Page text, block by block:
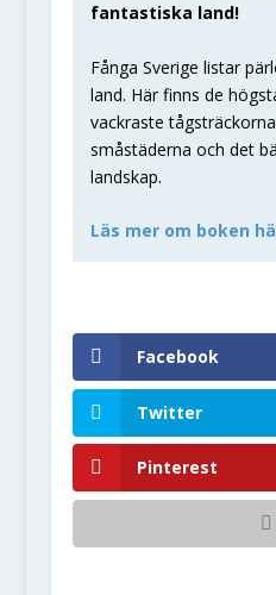
fantastiska land!
Fånga Sverige listar
land. Här finns de
vackraste
småstäderna och det
landskap.
Läs mer om boken
Facebook
Twitter
Pinterest